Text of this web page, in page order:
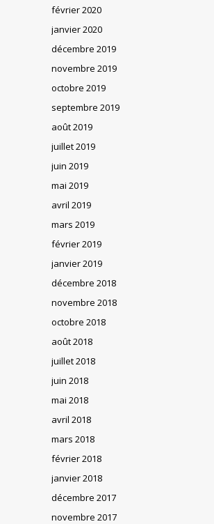
février 2020
janvier 2020
décembre 2019
novembre 2019
octobre 2019
septembre 2019
août 2019
juillet 2019
juin 2019
mai 2019
avril 2019
mars 2019
février 2019
janvier 2019
décembre 2018
novembre 2018
octobre 2018
août 2018
juillet 2018
juin 2018
mai 2018
avril 2018
mars 2018
février 2018
janvier 2018
décembre 2017
novembre 2017